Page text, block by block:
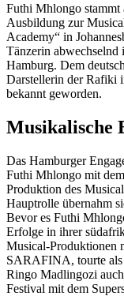
Futhi Mhlongo stammt
Ausbildung zur
Academy“ in
Tänzerin abwechselnd
Hamburg. Dem
Darstellerin der
bekannt geworden.
Musikalische
Das Hamburger
Futhi Mhlongo mit
Produktion des
Hauptrolle übernahm
Bevor es Futhi
Erfolge in ihrer
Musical-Produktionen
SARAFINA, tourte als
Ringo Madlingozi
Festival mit dem